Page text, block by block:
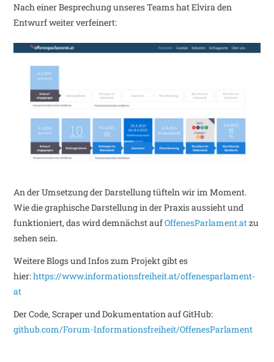
Nach einer Besprechung unseres Teams hat Elvira den
Entwurf weiter verfeinert:
An der Umsetzung der Darstellung tüfteln wir im Moment.
Wie die graphische Darstellung in der Praxis aussieht und
funktioniert, das wird demnächst aufOffenesParlament.atzu
sehen sein.
Weitere Blogs und Infos zum Projekt gibt es
hier:https://www.informationsfreiheit.at/offenesparlament-
at
Der Code, Scraper und Dokumentation auf GitHub:
github.com/Forum-Informationsfreiheit/OffenesParlament